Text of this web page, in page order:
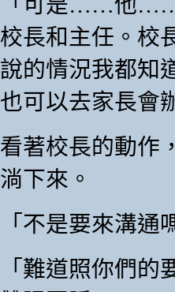
校長和主任。校
說的情況我都知
也可以去家長會
看著校長的動作
淌下來。
「不是要來溝
「難道照你們